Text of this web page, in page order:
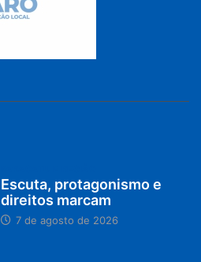
Escuta, protagonismo e
direitos marcam
7 de agosto de 2026